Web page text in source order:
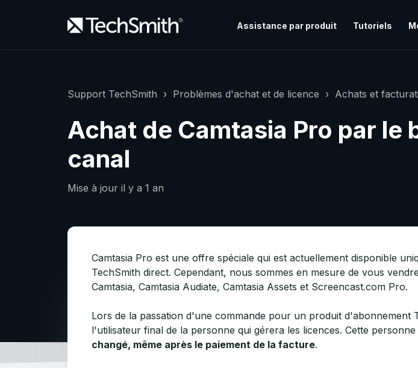
Assistance par produit Tutoriels
Support TechSmith Problèmes d'achat et de licence Achats et
Achat de Camtasia Pro par le
canal
Mise à jour il y a 1 an
Camtasia Pro est une offre spéciale qui est actuellement disponible
TechSmith direct. Cependant, nous sommes en mesure de vous
Camtasia, Camtasia Audiate, Camtasia Assets et Screencast.com Pro.
Lors de la passation d'une commande pour un produit
l'utilisateur final de la personne qui gérera les licences. Cette
changé, même après le paiement de la facture.